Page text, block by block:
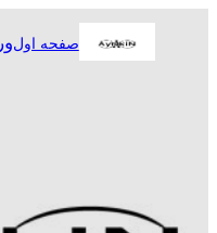
صفحه اول